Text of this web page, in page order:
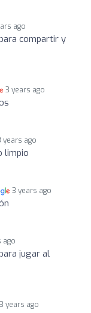
ago
compartir y
3 years ago
years ago
limpio
3 years ago
ago
jugar al
3 years ago